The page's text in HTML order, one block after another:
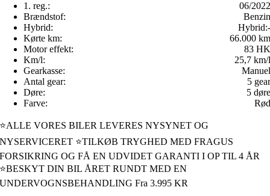
1. reg.:
06/2022
Brændstof:
Benzin
Hybrid:
Hybrid:-
Kørte km:
66.000 km
Motor effekt:
83 HK
Km/l:
25,7 km/l
Gearkasse:
Manuel
Antal gear:
5 gear
Døre:
5 døre
Farve:
Rød
⭐ALLE VORES BILER LEVERES NYSYNET OG
NYSERVICERET ⭐TILKØB TRYGHED MED FRAGUS
FORSIKRING OG FÅ EN UDVIDET GARANTI I OP TIL 4 ÅR
⭐BESKYT DIN BIL ÅRET RUNDT MED EN
UNDERVOGNSBEHANDLING Fra 3.995 KR